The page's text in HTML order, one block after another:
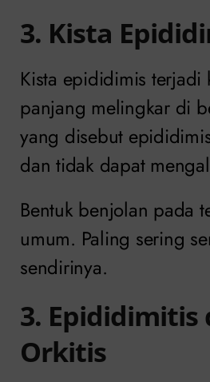
3. Kista
Kista epididimis terjadi
panjang melingkar di
yang disebut
dan tidak dapat
Bentuk benjolan pada
umum. Paling sering
sendirinya.
3. Epididimitis
Orkitis